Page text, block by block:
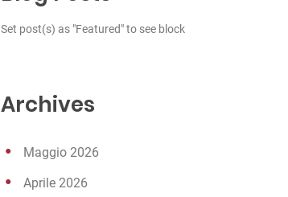
Set post(s) as "Featured" to see block
Archives
Maggio 2026
Aprile 2026